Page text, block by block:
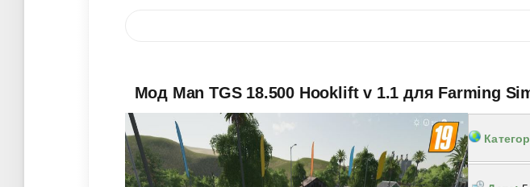
Мод Man TGS 18.500 Hooklift v 1.1 для Farming